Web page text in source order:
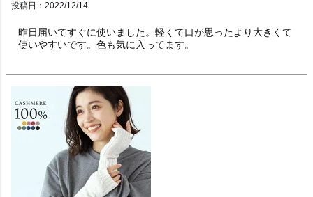
投稿日 2022/12/14
昨日届いてすぐに使いました。軽くて口が思ったより大きくて
使いやすいです。色も気に入ってます。